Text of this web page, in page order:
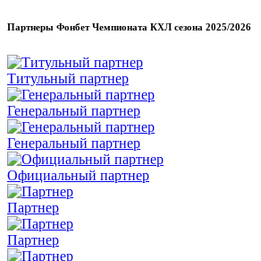
Партнеры Фонбет Чемпионата КХЛ сезона 2025/2026
Титульный партнер
Генеральный партнер
Генеральный партнер
Официальный партнер
Партнер
Партнер